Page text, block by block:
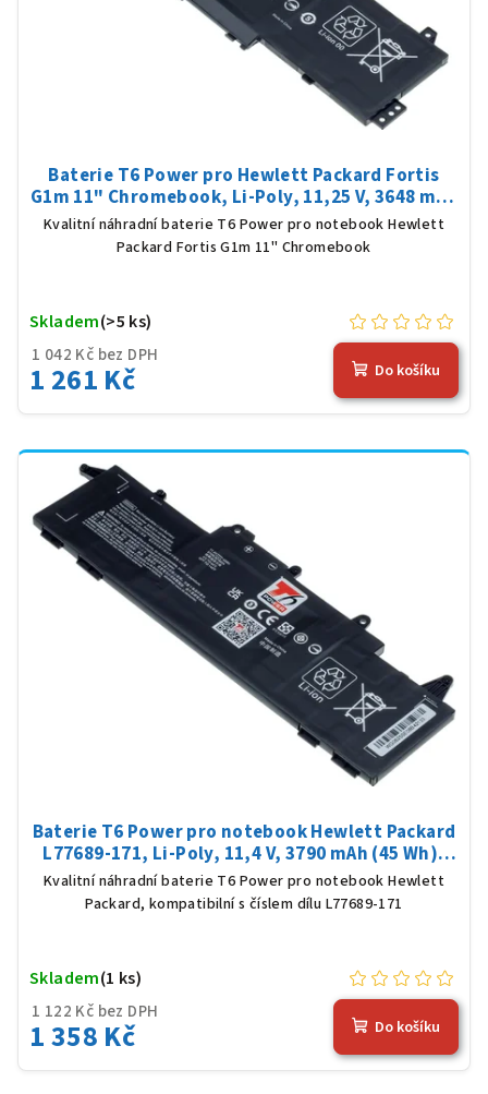
Baterie T6 Power pro Hewlett Packard Fortis
G1m 11" Chromebook, Li-Poly, 11,25 V, 3648 mAh
(41 Wh), černá
Kvalitní náhradní baterie T6 Power pro notebook Hewlett
Packard Fortis G1m 11" Chromebook
1 042 Kč bez DPH
1 261 Kč
Skladem(>5 ks)
Do košíku
Baterie T6 Power pro notebook Hewlett Packard
L77689-171, Li-Poly, 11,4 V, 3790 mAh (45 Wh),
černá
Kvalitní náhradní baterie T6 Power pro notebook Hewlett
Packard, kompatibilní s číslem dílu L77689-171
1 122 Kč bez DPH
1 358 Kč
Skladem(1 ks)
Do košíku